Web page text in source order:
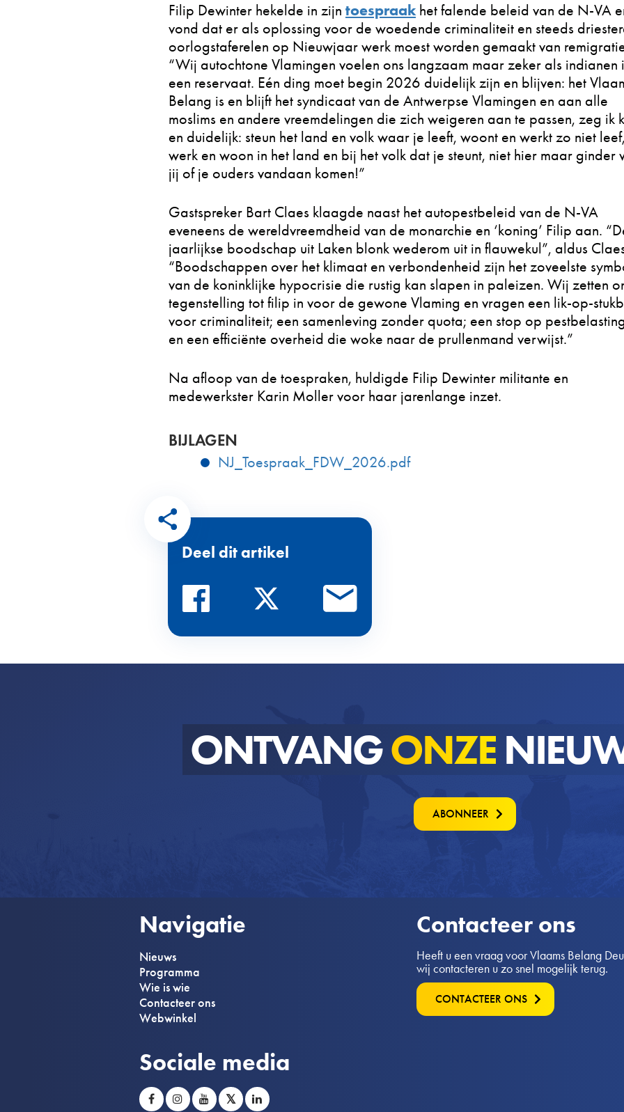
Filip Dewinter hekelde in zijn toespraak het falende beleid van de N-VA
vond dat er als oplossing voor de woedende criminaliteit en steeds
oorlogstaferelen op Nieuwjaar werk moest worden gemaakt van
“Wij autochtone Vlamingen voelen ons langzaam maar zeker als indianen
een reservaat. Eén ding moet begin 2026 duidelijk zijn en blijven: het
Belang is en blijft het syndicaat van de Antwerpse Vlamingen en aan alle
moslims en andere vreemdelingen die zich weigeren aan te passen, zeg ik
en duidelijk: steun het land en volk waar je leeft, woont en werkt zo niet leef,
werk en woon in het land en bij het volk dat je steunt, niet hier maar ginder
jij of je ouders vandaan komen!”
Gastspreker Bart Claes klaagde naast het autopestbeleid van de N-VA
eveneens de wereldvreemdheid van de monarchie en ‘koning’ Filip aan.
jaarlijkse boodschap uit Laken blonk wederom uit in flauwekul”, aldus
“Boodschappen over het klimaat en verbondenheid zijn het zoveelste
van de koninklijke hypocrisie die rustig kan slapen in paleizen. Wij zetten
tegenstelling tot filip in voor de gewone Vlaming en vragen een lik-op-
voor criminaliteit; een samenleving zonder quota; een stop op
en een efficiënte overheid die woke naar de prullenmand verwijst.”
Na afloop van de toespraken, huldigde Filip Dewinter militante en
medewerkster Karin Moller voor haar jarenlange inzet.
BIJLAGEN
NJ_Toespraak_FDW_2026.pdf
Deel dit artikel
ONTVANGONZE
ABONNEER
Navigatie
Nieuws
Programma
Wie is wie
Contacteer ons
Webwinkel
Sociale media
𝕏
Contacteer ons
Heeft u een vraag voor Vlaams Belang
wij contacteren u zo snel mogelijk terug.
CONTACTEER ONS